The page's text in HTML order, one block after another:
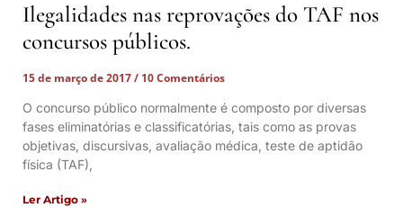
Ilegalidades nas reprovações do TAF nos
concursos públicos.
15 de março de 2017
10 Comentários
O concurso público normalmente é composto por diversas
fases eliminatórias e classificatórias, tais como as provas
objetivas, discursivas, avaliação médica, teste de aptidão
física (TAF),
Ler Artigo »